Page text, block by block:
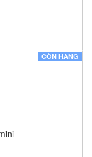
CÒN HÀNG